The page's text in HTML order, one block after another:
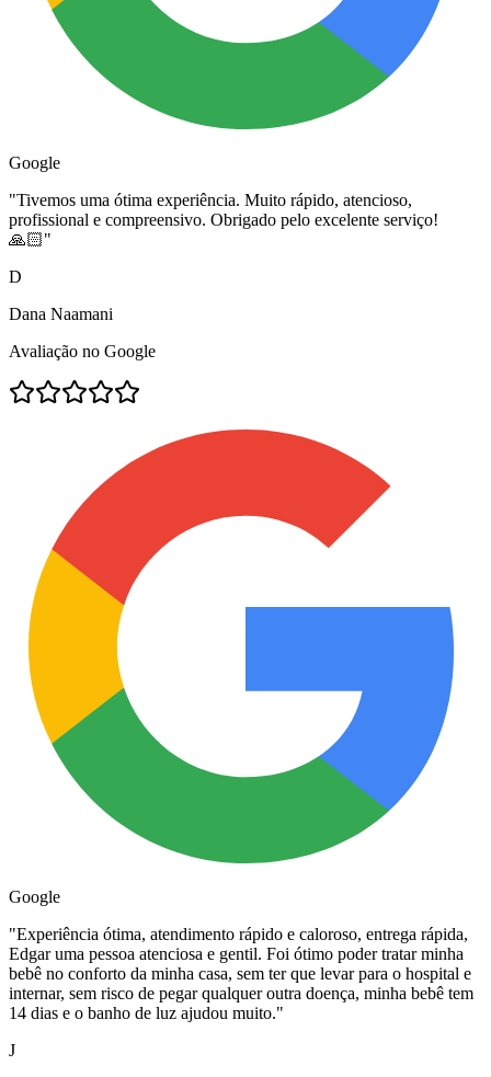
Google
"Tivemos uma ótima experiência. Muito rápido, atencioso,
profissional e compreensivo. Obrigado pelo excelente serviço!
🙏🏻"
D
Dana Naamani
Avaliação no Google
Google
"Experiência ótima, atendimento rápido e caloroso, entrega rápida,
Edgar uma pessoa atenciosa e gentil. Foi ótimo poder tratar minha
bebê no conforto da minha casa, sem ter que levar para o hospital e
internar, sem risco de pegar qualquer outra doença, minha bebê tem
14 dias e o banho de luz ajudou muito."
J